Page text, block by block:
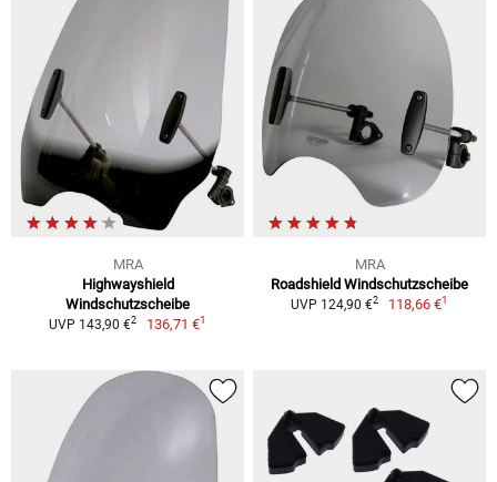
MRA
Highwayshield
Windschutzscheibe
UVP 143,90 €2 136,71 €1
MRA
Roadshield Windschutzscheibe
UVP 124,90 €2 118,66 €1